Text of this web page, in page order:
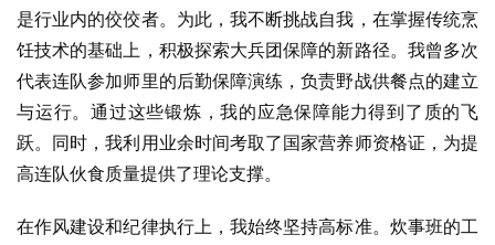
是行业内的佼佼者。为此，我不断挑战自我，在掌握传统烹
饪技术的基础上，积极探索大兵团保障的新路径。我曾多次
代表连队参加师里的后勤保障演练，负责野战供餐点的建立
与运行。通过这些锻炼，我的应急保障能力得到了质的飞
跃。同时，我利用业余时间考取了国家营养师资格证，为提
高连队伙食质量提供了理论支撑。
在作风建设和纪律执行上，我始终坚持高标准。炊事班的工